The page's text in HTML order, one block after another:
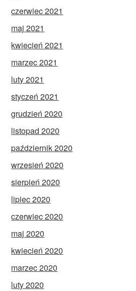
czerwiec 2021
maj 2021
kwiecień 2021
marzec 2021
luty 2021
styczeń 2021
grudzień 2020
listopad 2020
październik 2020
wrzesień 2020
sierpień 2020
lipiec 2020
czerwiec 2020
maj 2020
kwiecień 2020
marzec 2020
luty 2020